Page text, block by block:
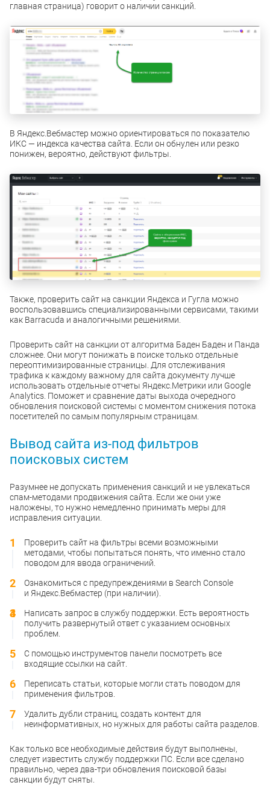
главная страница) говорит о наличии санкций.
В Яндекс.Вебмастер можно ориентироваться по показателю
ИКС — индекса качества сайта. Если он обнулен или резко
понижен, вероятно, действуют фильтры.
Также, проверить сайт на санкции Яндекса и Гугла можно
воспользовавшись специализированными сервисами, такими
как Barracuda и аналогичными решениями.
Проверить сайт на санкции от алгоритма Баден Баден и Панда
сложнее. Они могут понижать в поиске только отдельные
переоптимизированные страницы. Для отслеживания
трафика к каждому важному для сайта документу лучше
использовать отдельные отчеты Яндекс.Метрики или Google
Analytics. Поможет и сравнение даты выхода очередного
обновления поисковой системы с моментом снижения потока
посетителей по самым популярным страницам.
Вывод сайта из-под фильтров
поисковых систем
Разумнее не допускать применения санкций и не увлекаться
спам-методами продвижения сайта. Если же они уже
наложены, то нужно немедленно принимать меры для
исправления ситуации.
Проверить сайт на фильтры всеми возможными
методами, чтобы попытаться понять, что именно стало
поводом для ввода ограничений.
Ознакомиться с предупреждениями в Search Console
и Яндекс.Вебмастер (при наличии).
Написать запрос в службу поддержки. Есть вероятность
получить развернутый ответ с указанием основных
проблем.
С помощью инструментов панели посмотреть все
входящие ссылки на сайт.
Переписать статьи, которые могли стать поводом для
применения фильтров.
Удалить дубли страниц, создать контент для
неинформативных, но нужных для работы сайта разделов.
Как только все необходимые действия будут выполнены,
следует известить службу поддержки ПС. Если все сделано
правильно, через два-три обновления поисковой базы
санкции будут сняты.